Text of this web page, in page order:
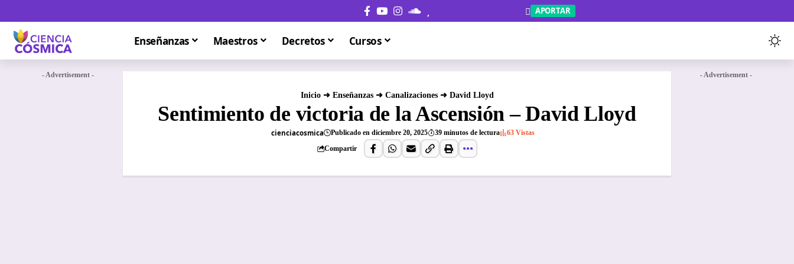
APORTAR
Enseñanzas Maestros Decretos Cursos
- Advertisement -
Inicio➜ Enseñanzas➜ Canalizaciones➜ David Lloyd
Sentimiento de victoria de la Ascensión – David Lloyd
cienciacosmica Publicado en diciembre 20, 2025 39 minutos de lectura 63 Vistas
Compartir
- Advertisement -